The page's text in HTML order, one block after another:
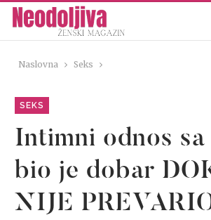
Naslovna Seks
SEKS
Intimni odnos sa
bio je dobar
NIJE